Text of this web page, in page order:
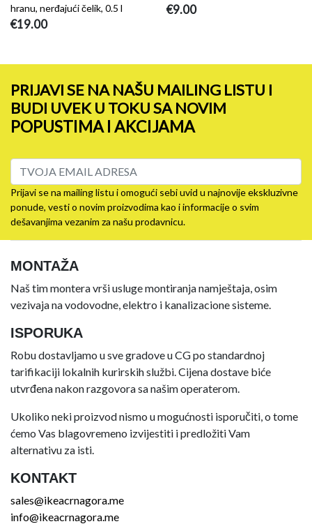
hranu, nerđajući čelik, 0.5 l
€19.00
€9.00
PRIJAVI SE NA NAŠU MAILING LISTU I
BUDI UVEK U TOKU SA NOVIM
POPUSTIMA I AKCIJAMA
Prijavi se na mailing listu i omogući sebi uvid u najnovije ekskluzivne
ponude, vesti o novim proizvodima kao i informacije o svim
dešavanjima vezanim za našu prodavnicu.
MONTAŽA
Naš tim montera vrši usluge montiranja namještaja, osim
vezivaja na vodovodne, elektro i kanalizacione sisteme.
ISPORUKA
Robu dostavljamo u sve gradove u CG po standardnoj
tarifikaciji lokalnih kurirskih službi. Cijena dostave biće
utvrđena nakon razgovora sa našim operaterom.
Ukoliko neki proizvod nismo u mogućnosti isporučiti, o tome
ćemo Vas blagovremeno izvijestiti i predložiti Vam
alternativu za isti.
KONTAKT
sales@ikeacrnagora.me
info@ikeacrnagora.me